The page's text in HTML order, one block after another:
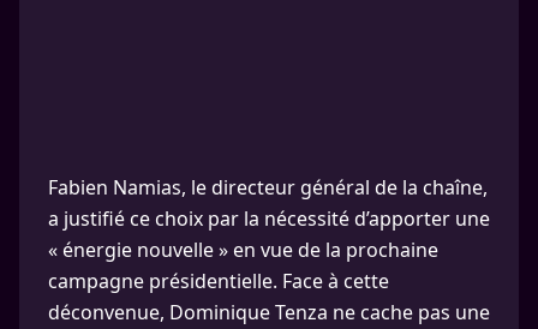
Fabien Namias, le directeur général de la chaîne,
a justifié ce choix par la nécessité d’apporter une
« énergie nouvelle » en vue de la prochaine
campagne présidentielle. Face à cette
déconvenue, Dominique Tenza ne cache pas une